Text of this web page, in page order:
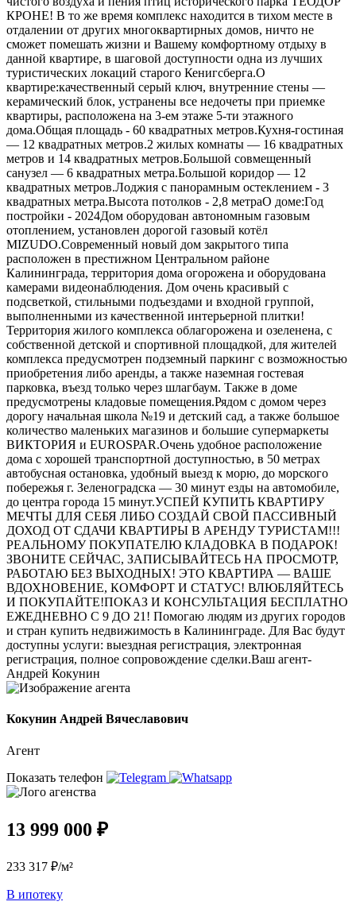
КРОНЕ! В то же время комплекс находится в тихом месте в
отдалении от других многоквартирных домов, ничто не
сможет помешать жизни и Вашему комфортному отдыху в
данной квартире, в шаговой доступности одна из лучших
туристических локаций старого Кенигсберга.О
квартире:качественный серый ключ, внутренние стены —
керамический блок, устранены все недочеты при приемке
квартиры, расположена на 3-ем этаже 5-ти этажного
дома.Общая площадь - 60 квадратных метров.Кухня-гостиная
— 12 квадратных метров.2 жилых комнаты — 16 квадратных
метров и 14 квадратных метров.Большой совмещенный
санузел — 6 квадратных метра.Большой коридор — 12
квадратных метров.Лоджия с панорамным остеклением - 3
квадратных метра.Высота потолков - 2,8 метраО доме:Год
постройки - 2024Дом оборудован автономным газовым
отоплением, установлен дорогой газовый котёл
МIZUDО.Современный новый дом закрытого типа
расположен в престижном Центральном районе
Калининграда, территория дома огорожена и оборудована
камерами видеонаблюдения. Дом очень красивый с
подсветкой, стильными подъездами и входной группой,
выполненными из качественной интерьерной плитки!
Территория жилого комплекса облагорожена и озеленена, с
собственной детской и спортивной площадкой, для жителей
комплекса предусмотрен подземный паркинг с возможностью
приобретения либо аренды, а также наземная гостевая
парковка, въезд только через шлагбаум. Также в доме
предусмотрены кладовые помещения.Рядом с домом через
дорогу начальная школа №19 и детский сад, а также большое
количество маленьких магазинов и большие супермаркеты
ВИКТОРИЯ и ЕURОSРАR.Очень удобное расположение
дома с хорошей транспортной доступностью, в 50 метрах
автобусная остановка, удобный выезд к морю, до морского
побережья г. Зеленоградска — 30 минут езды на автомобиле,
до центра города 15 минут.УСПЕЙ КУПИТЬ КВАРТИРУ
МЕЧТЫ ДЛЯ СЕБЯ ЛИБО СОЗДАЙ СВОЙ ПАССИВНЫЙ
ДОХОД ОТ СДАЧИ КВАРТИРЫ В АРЕНДУ ТУРИСТАМ!!!
РЕАЛЬНОМУ ПОКУПАТЕЛЮ КЛАДОВКА В ПОДАРОК!
ЗВОНИТЕ СЕЙЧАС, ЗАПИСЫВАЙТЕСЬ НА ПРОСМОТР,
РАБОТАЮ БЕЗ ВЫХОДНЫХ! ЭТО КВАРТИРА — ВАШЕ
ВДОХНОВЕНИЕ, КОМФОРТ И СТАТУС! ВЛЮБЛЯЙТЕСЬ
И ПОКУПАЙТЕ!ПОКАЗ И КОНСУЛЬТАЦИЯ БЕСПЛАТНО
ЕЖЕДНЕВНО С 9 ДО 21! Помогаю людям из других городов
и стран купить недвижимость в Калининграде. Для Вас будут
доступны услуги: выездная регистрация, электронная
регистрация, полное сопровождение сделки.Ваш агент-
Андрей Кокунин
Кокунин Андрей Вячеславович
Агент
Показать телефон
13 999 000 ₽
233 317 ₽/м²
В ипотеку